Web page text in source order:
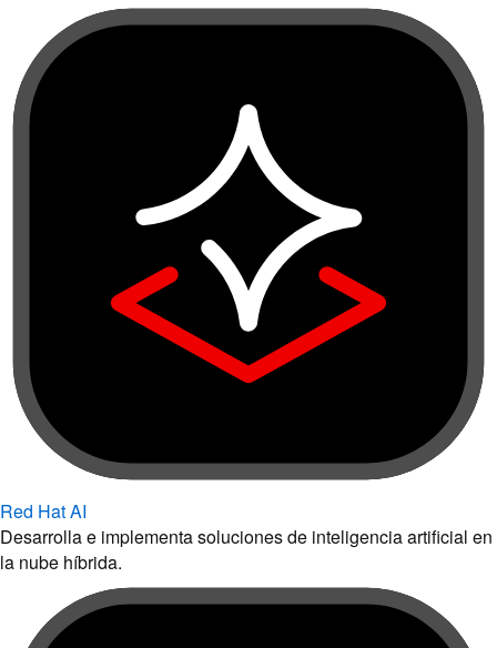
Red Hat AI
Desarrolla e implementa soluciones de inteligencia artificial en
la nube híbrida.